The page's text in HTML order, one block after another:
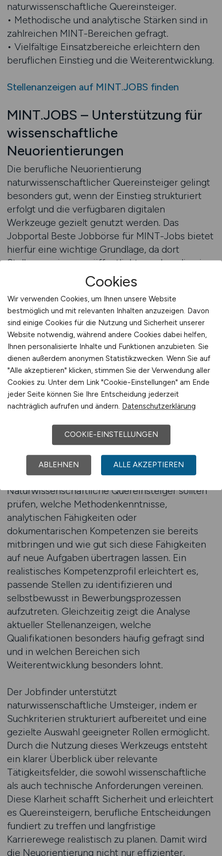
naturwissenschaftliche Quereinsteiger.
• Methodische und analytische Stärken sind in
zahlreichen MINT-Bereichen gefragt.
• Vielfältige Einsatzbereiche erleichtern den
beruflichen Einstieg und die Weiterentwicklung.
Stellenanzeigen auf MINT.JOBS finden
MINT.JOBS – Unterstützung für
wissenschaftliche
Neuorientierungen
Die berufliche Neuorientierung
naturwissenschaftlicher Quereinsteiger gelingt
besonders gut, wenn der Einstieg strukturiert
erfolgt und die verfügbaren digitalen
Werkzeuge gezielt genutzt werden. Das
Jobportal Beste Jobbörse für MINT-Jobs bietet
hierfür eine wichtige Grundlage, da dort
Stellenanzeigen veröffentlicht werden, die eine
klare Orientierung zu geeigneten
Tätigkeitsfeldern bieten. Diese Transparenz
erleichtert die Einschätzung, welche Rollen
realistische Entwicklungsperspektiven bieten
und wie sich vorhandene Kompetenzen optimal
einsetzen lassen. Naturwissenschaftliche
Quereinsteiger profitieren davon, dass viele
moderne Tätigkeiten ein gutes Verständnis für
wissenschaftliche Methoden benötigen,
unabhängig davon, ob diese in der Forschung
oder in technischen Anwendungen genutzt
Neuorientierung besteht darin, die eigenen
Stärken konkret zu analysieren.
Naturwissenschaftliche Quereinsteiger sollten
prüfen, welche Methodenkenntnisse,
analytischen Fähigkeiten oder
dokumentarischen Kompetenzen sie bereits
mitbringen und wie gut sich diese Fähigkeiten
auf neue Aufgaben übertragen lassen. Ein
realistisches Kompetenzprofil erleichtert es,
passende Stellen zu identifizieren und
selbstbewusst in Bewerbungsprozessen
aufzutreten. Gleichzeitig zeigt die Analyse
aktueller Stellenanzeigen, welche
Qualifikationen besonders häufig gefragt sind
und in welchen Bereichen sich
Weiterentwicklung besonders lohnt.
Der Jobfinder unterstützt
naturwissenschaftliche Umsteiger, indem er
Suchkriterien strukturiert aufbereitet und eine
gezielte Auswahl geeigneter Rollen ermöglicht.
Durch die Nutzung dieses Werkzeugs entsteht
ein klarer Überblick über relevante
Tätigkeitsfelder, die sowohl wissenschaftliche
als auch technische Anforderungen vereinen.
Diese Klarheit schafft Sicherheit und erleichtert
es Quereinsteigern, berufliche Entscheidungen
fundiert zu treffen und langfristige
Karrierewege realistisch zu planen. Damit wird
die Neuorientierung nicht nur effizienter,
Cookies
Wir verwenden Cookies, um Ihnen unsere Website
bestmöglich und mit relevanten Inhalten anzuzeigen. Davon
sind einige Cookies für die Nutzung und Sicherheit unserer
Website notwendig, während andere Cookies dabei helfen,
Ihnen personalisierte Inhalte und Funktionen anzubieten. Sie
dienen außerdem anonymen Statistikzwecken. Wenn Sie auf
"Alle akzeptieren" klicken, stimmen Sie der Verwendung aller
Cookies zu. Unter dem Link "Cookie-Einstellungen" am Ende
jeder Seite können Sie Ihre Entscheidung jederzeit
nachträglich aufrufen und ändern. Datenschutzerklärung
COOKIE-EINSTELLUNGEN
ABLEHNEN ALLE AKZEPTIEREN